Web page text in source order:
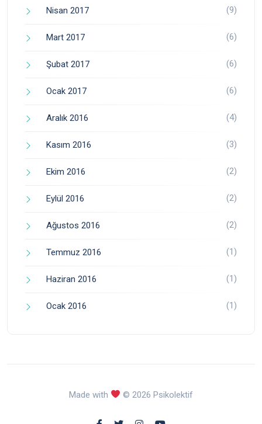
Nisan 2017 (9)
Mart 2017 (6)
Şubat 2017 (6)
Ocak 2017 (6)
Aralık 2016 (4)
Kasım 2016 (3)
Ekim 2016 (2)
Eylül 2016 (2)
Ağustos 2016 (2)
Temmuz 2016 (1)
Haziran 2016 (1)
Ocak 2016 (1)
Made with © 2026 Psikolektif